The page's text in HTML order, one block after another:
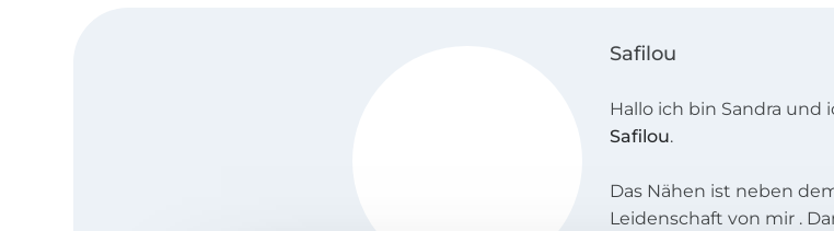
Safilou
Hallo ich bin Sandra und
Safilou.
Das Nähen ist neben
Leidenschaft von mir .